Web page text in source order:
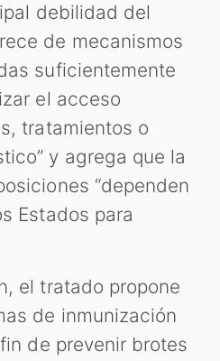
debilidad del
de mecanismos
suficientemente
el acceso
tratamientos o
y agrega que la
“dependen
Estados para
el tratado propone
de inmunización
de prevenir brotes